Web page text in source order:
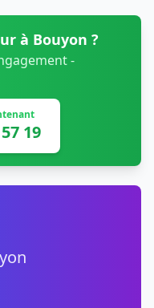
à Bouyon ?
-
19